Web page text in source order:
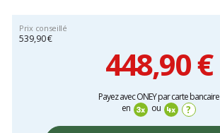
Prix conseillé
539,90 €
448,90 €
Payez avec ONEY par carte bancaire
en
ou ?